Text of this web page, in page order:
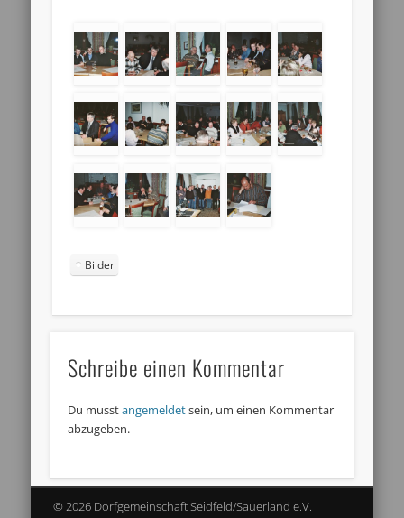
Bilder
Schreibe einen Kommentar
Du musstangemeldetsein, um einen Kommentar
abzugeben.
© 2026 Dorfgemeinschaft Seidfeld/Sauerland e.V.